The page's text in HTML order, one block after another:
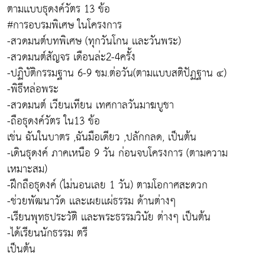
ตามเเบบธุดงค์วัตร 13 ข้อ
#การอบรมพิเศษ ในโครงการ
-สวดมนต์บทพิเศษ (ทุกวันโกน เเละวันพระ)
-สวดมนต์สัญจร เดือนล่ะ2-4ครั้ง
-ปฏิบัติกรรมฐาน 6-9 ชม.ต่อวัน(ตามเเบบสติปัฏฐาน ๔)
-พิธีหล่อพระ
-สวดมนต์ เวียนเทียน เทศกาลวันมาฆบูชา
-ถือธุดงค์วัตร ใน13 ข้อ
เช่น ฉันในบาตร ,ฉันมือเดียว ,ปลักกลด, เป็นต้น
-เดินธุดงค์ ภาคเหนือ 9 วัน ก่อนจบโครงการ (ตามความ
เหมาะสม)
-ฝึกถือธุดงค์ (ไม่นอนเลย 1 วัน) ตามโอกาศสะดวก
-ช่วยพัฒนาวัด เเละเผยเเผ่ธรรม ด้านต่างๆ
-เรียนพุทธประวัติ เเละพระธรรมวินัย ต่างๆ เป็นต้น
-ได้เรียนนักธรรม ตรี
เป็นต้น